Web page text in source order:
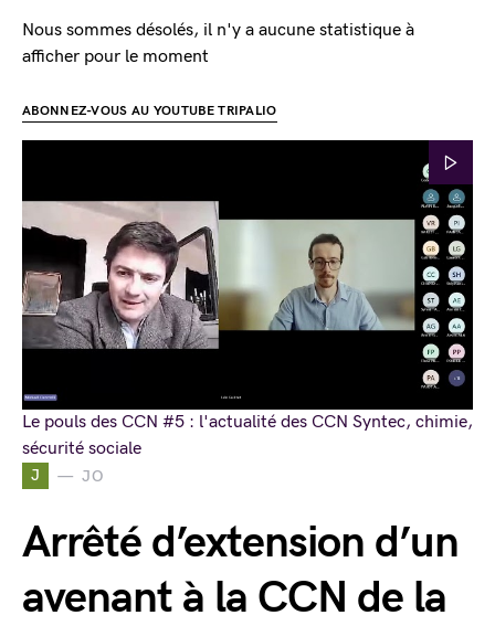
J JO
Arrêté d’extension d’un
avenant à la CCN de la
Nous sommes désolés, il n'y a aucune statistique à
afficher pour le moment
ABONNEZ-VOUS AU YOUTUBE TRIPALIO
Le pouls des CCN #5 : l'actualité des CCN Syntec, chimie,
sécurité sociale